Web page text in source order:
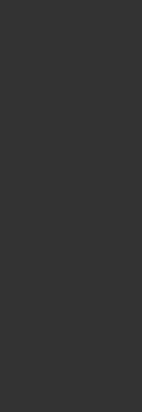
ESSENTIAL BOAR